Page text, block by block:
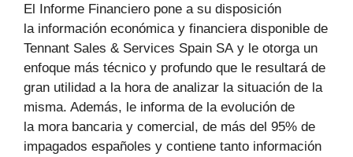
El Informe Financiero pone a su disposición
la información económica y financiera disponible de
Tennant Sales & Services Spain SA y le otorga un
enfoque más técnico y profundo que le resultará de
gran utilidad a la hora de analizar la situación de la
misma. Además, le informa de la evolución de
la mora bancaria y comercial, de más del 95% de
impagados españoles y contiene tanto información